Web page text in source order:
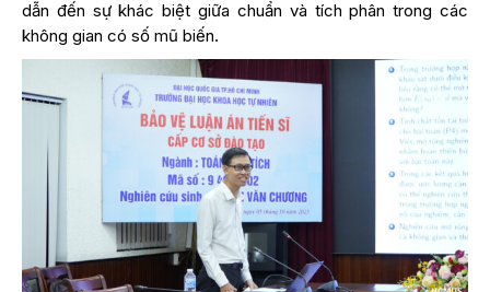
dẫn đến sự khác biệt giữa chuẩn và tích phân trong các
không gian có số mũ biến.